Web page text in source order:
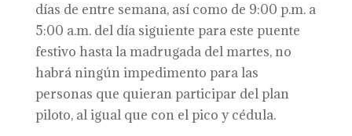
días de entre semana, así como de 9:00 p.m. a
5:00 a.m. del día siguiente para este puente
festivo hasta la madrugada del martes, no
habrá ningún impedimento para las
personas que quieran participar del plan
piloto, al igual que con el pico y cédula.